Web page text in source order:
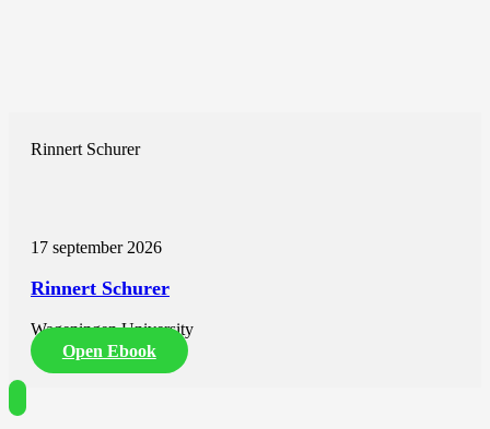
Rinnert Schurer
17 september 2026
Rinnert Schurer
Wageningen University
Open Ebook